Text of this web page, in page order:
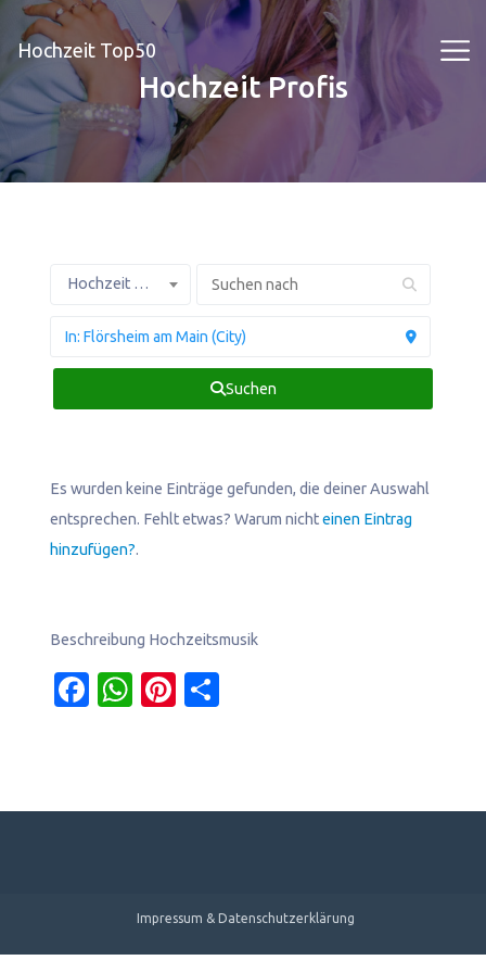
Hochzeit Top50
Hochzeit Profis
Hochzeit Profis
Suchen
Es wurden keine Einträge gefunden, die deiner Auswahl
entsprechen. Fehlt etwas? Warum nichteinen Eintrag
hinzufügen?.
Beschreibung Hochzeitsmusik
Facebook
WhatsApp
Pinterest
Impressum & Datenschutzerklärung